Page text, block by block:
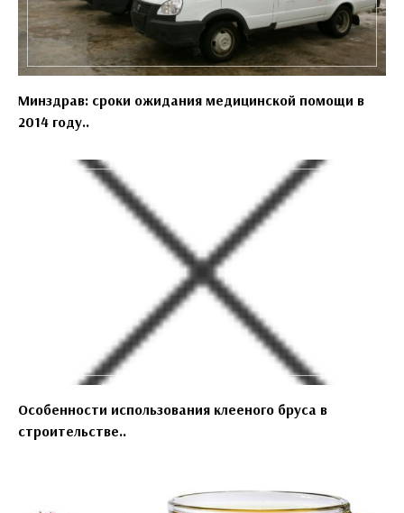
Минздрав: сроки ожидания медицинской помощи в
2014 году..
Особенности использования клееного бруса в
строительстве..